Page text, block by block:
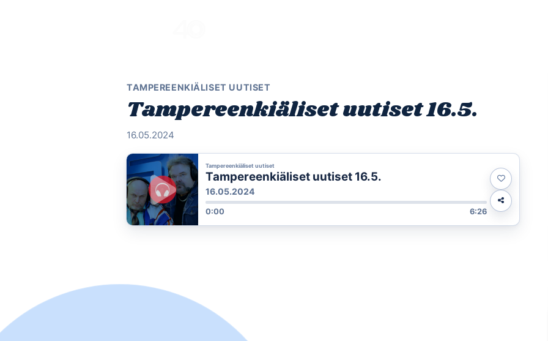
TAMPEREENKIÄLISET UUTISET
Tampereenkiäliset uutiset 16.5.
16.05.2024
Tampereenkiäliset uutiset
Tampereenkiäliset uutiset 16.5.
16.05.2024
0:00 6:26